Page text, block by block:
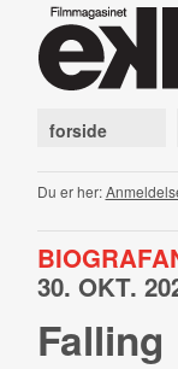
forside
Du er her:
30. OKT.
Falling